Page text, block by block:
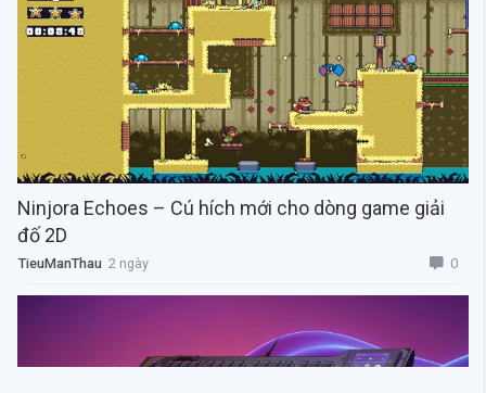
Ninjora Echoes – Cú hích mới cho dòng game giải
đố 2D
TieuManThau 2 ngày 0